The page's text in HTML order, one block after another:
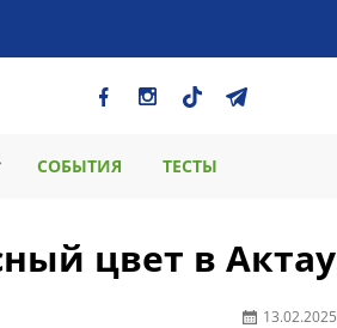
СОБЫТИЯ ТЕСТЫ
цвет в Актау
13.02.2025